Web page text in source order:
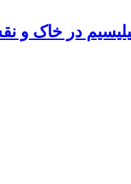
در خاک و